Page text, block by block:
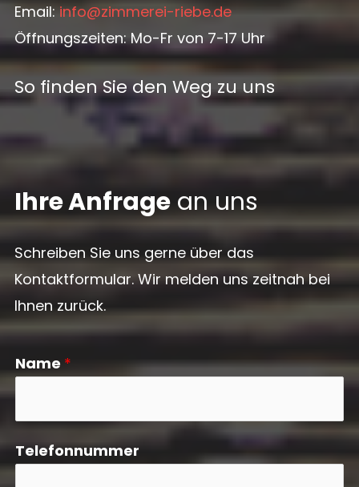
Email:info@zimmerei-riebe.de
Öffnungszeiten: Mo-Fr von 7-17 Uhr
So finden Sie den Weg zu uns
Ihre Anfrage an uns
Schreiben Sie uns gerne über das
Kontaktformular. Wir melden uns zeitnah bei
Ihnen zurück.
Name *
Telefonnummer